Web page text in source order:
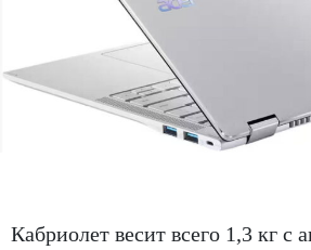
Кабриолет весит всего 1,3 кг с